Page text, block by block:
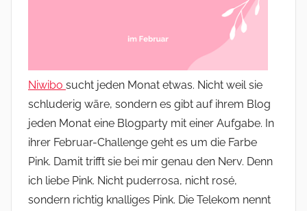
Niwibo sucht jeden Monat etwas. Nicht weil sie
schluderig wäre, sondern es gibt auf ihrem Blog
jeden Monat eine Blogparty mit einer Aufgabe. In
ihrer Februar-Challenge geht es um die Farbe
Pink. Damit trifft sie bei mir genau den Nerv. Denn
ich liebe Pink. Nicht puderrosa, nicht rosé,
sondern richtig knalliges Pink. Die Telekom nennt